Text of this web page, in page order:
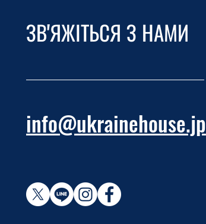
ЗВ'ЯЖІТЬСЯ З НАМИ
info@ukrainehouse.jp